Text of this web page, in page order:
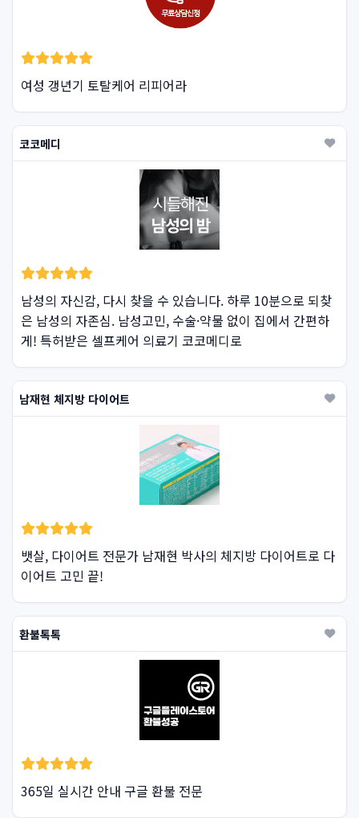
여성 갱년기 토탈케어 리피어라
코코메디
남성의 자신감, 다시 찾을 수 있습니다. 하루 10분으로 되찾
은 남성의 자존심. 남성고민, 수술·약물 없이 집에서 간편하
게! 특허받은 셀프케어 의료기 코코메디로
남재현 체지방 다이어트
뱃살, 다이어트 전문가 남재현 박사의 체지방 다이어트로 다
이어트 고민 끝!
환불톡톡
365일 실시간 안내 구글 환불 전문